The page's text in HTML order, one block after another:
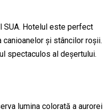
SUA. Hotelul este perfect
și stâncilor roșii.
spectaculos al deșertului.
lumina colorată a aurorei